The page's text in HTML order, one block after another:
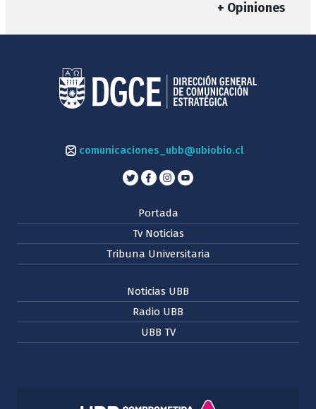
+ Opiniones
comunicaciones_ubb@ubiobio.cl
Portada
Tv Noticias
Tribuna Universitaria
Noticias UBB
Radio UBB
UBB TV